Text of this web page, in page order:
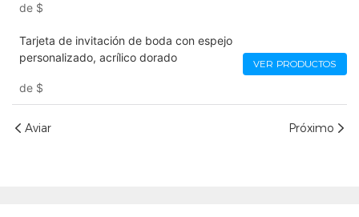
de $
Tarjeta de invitación de boda con espejo
personalizado, acrílico dorado
de $
VER PRODUCTOS
Aviar Próximo